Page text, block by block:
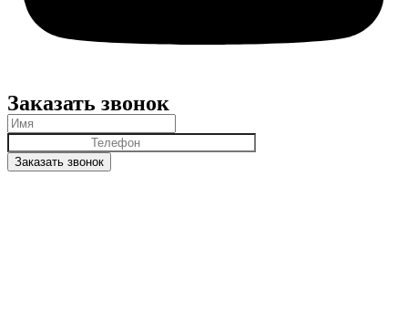
Заказать звонок
Заказать звонок